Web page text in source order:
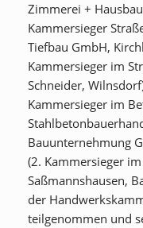
Zimmerei +
Kammersieger
Tiefbau GmbH,
Kammersieger im
Schneider,
Kammersieger im
Bauunternehmung
(2. Kammersieger
Saßmannshausen,
der
teilgenommen und